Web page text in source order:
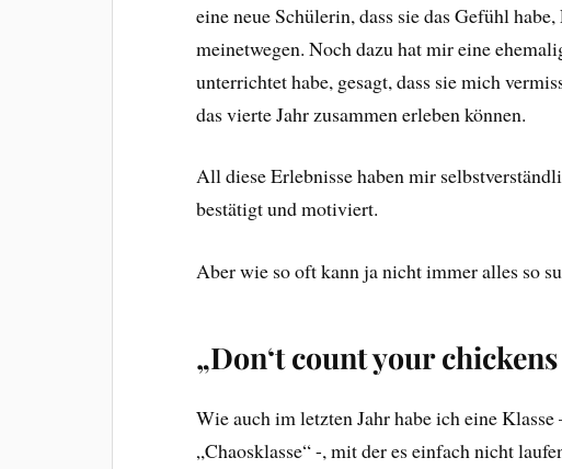
eine neue Schülerin, dass sie das Gefühl
meinetwegen. Noch dazu hat mir eine
unterrichtet habe, gesagt, dass sie mich
das vierte Jahr zusammen erleben können.
All diese Erlebnisse haben mir
bestätigt und motiviert.
Aber wie so oft kann ja nicht immer alles so
„Don‘t count your
Wie auch im letzten Jahr habe ich eine
„Chaosklasse“ -, mit der es einfach nicht